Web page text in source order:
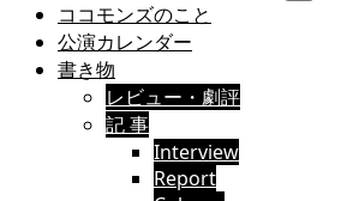
ココモンズのこと
公演カレンダー
書き物
レビュー・劇評
記 事
Interview
Report